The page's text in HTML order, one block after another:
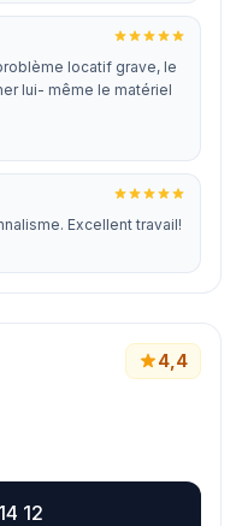
locatif grave, le
lui- même le matériel
Excellent travail!
4,4
12